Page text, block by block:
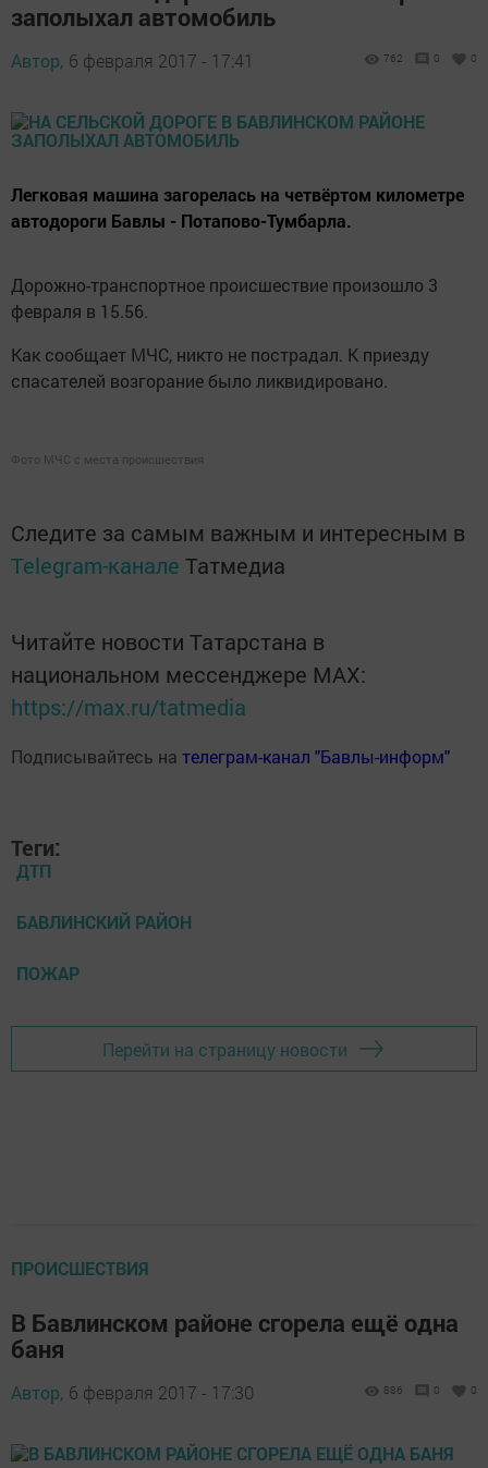
заполыхал автомобиль
Автор, 6 февраля 2017 - 17:41 762 0 0
Легковая машина загорелась на четвёртом километре
автодороги Бавлы - Потапово-Тумбарла.
Дорожно-транспортное происшествие произошло 3
февраля в 15.56.
Как сообщает МЧС, никто не пострадал. К приезду
спасателей возгорание было ликвидировано.
Фото МЧС с места происшествия
Следите за самым важным и интересным в
Telegram-канале Татмедиа
Читайте новости Татарстана в
национальном мессенджере MАХ:
https://max.ru/tatmedia
Подписывайтесь на телеграм-канал "Бавлы-информ"
Теги:
ДТП
БАВЛИНСКИЙ РАЙОН
ПОЖАР
Перейти на страницу новости
ПРОИСШЕСТВИЯ
В Бавлинском районе сгорела ещё одна
баня
Автор, 6 февраля 2017 - 17:30 886 0 0